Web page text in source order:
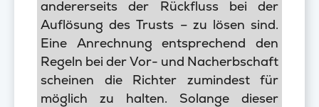
andererseits der Rückfluss bei der
Auflösung des Trusts – zu lösen sind.
Eine Anrechnung entsprechend den
Regeln bei der Vor- und Nacherbschaft
scheinen die Richter zumindest für
möglich zu halten. Solange dieser